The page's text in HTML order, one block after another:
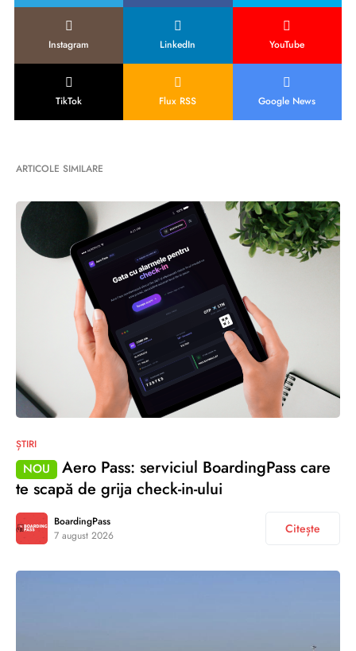
Instagram LinkedIn YouTube
TikTok Flux RSS Google News
ARTICOLE SIMILARE
ȘTIRI
NOU
Aero Pass: serviciul BoardingPass care
te scapă de grija check-in-ului
BoardingPass
7 august 2026
Citește